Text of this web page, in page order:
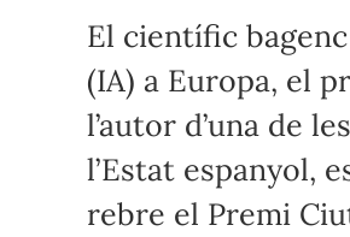
El científic
(IA) a Europa, el
l’autor d’una de
l’Estat espanyol,
rebre el Premi